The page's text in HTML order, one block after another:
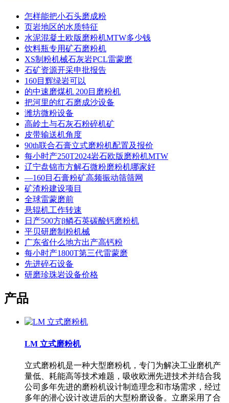
怎样能把小石头磨成粉
页岩地区的水质特征
水泥混凝土欧版磨粉机MTW多少钱
饮料瓶专用矿石磨粉机
XS制粉机械石灰岩PCL雷蒙磨
石矿资源开采申批报告
160目辉绿岩可以
的中速磨煤机 200目磨粉机
把河里的红石磨成沙设备
潍坊微粉设备
高岭土与石灰石粉碎机矿
皮带输送机角度
90th联合石膏立式磨粉机配置及报价
每小时产250T2024岩石欧版磨粉机MTW
辽宁盘锦市方解石微粉磨粉机哪家好
―160目石膏粉矿高频振动筛筛网
矿渣粉建设项目
全球雷蒙磨前
悬辊机工作转速
日产500方β鳞石英碳酸钙磨粉机
平贝研磨制粉机械
广东省什么地方出产高钙粉
每小时产1800T第三代雷蒙磨
先进碎石设备
研磨珍珠岩设备价格
产品
LM 立式磨粉机
立式磨粉机是一种大型磨粉机，专门为解决工业磨机产
量低、耗能高等技术难题，吸收欧洲先进技术并结合我
公司多年先进的磨粉机设计制造理念和市场需求，经过
多年的潜心设计改进后的大型粉磨设备。立磨采用了合